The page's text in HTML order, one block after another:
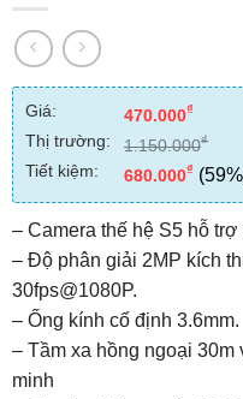
Giá: 470.000₫
Thị trường: 1.150.000₫
Tiết kiệm: 680.000₫
– Camera thế hệ S5 hỗ
– Độ phân giải 2MP kích
30fps@1080P.
– Ống kính cố định 3.6mm.
– Tầm xa hồng ngoại
minh